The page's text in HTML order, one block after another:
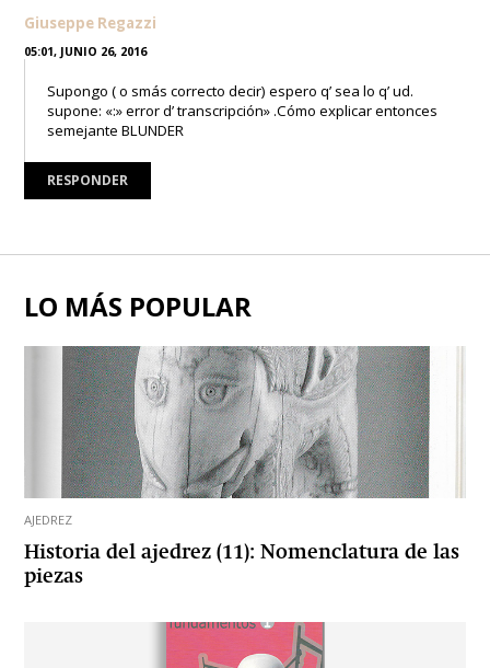
Giuseppe Regazzi
05:01, JUNIO 26, 2016
Supongo ( o smás correcto decir) espero q’ sea lo q’ ud.
supone: «:» error d’ transcripción» .Cómo explicar entonces
semejante BLUNDER
RESPONDER
LO MÁS POPULAR
AJEDREZ
Historia del ajedrez (11): Nomenclatura de las
piezas